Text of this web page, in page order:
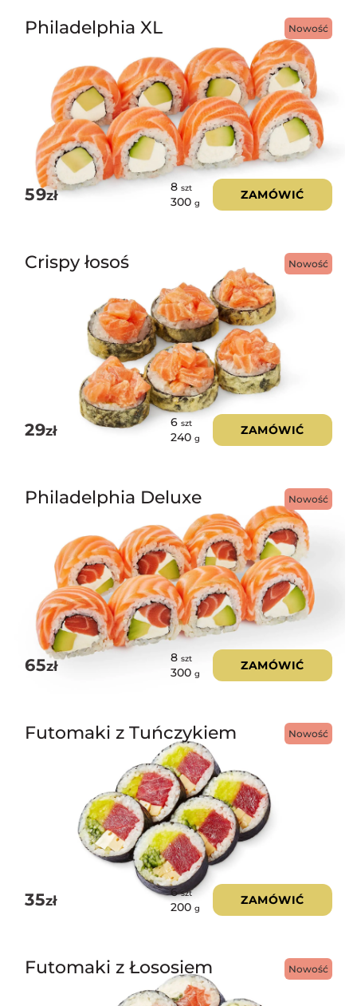
Nowość
Philadelphia XL
59zł
8 szt
300 g
ZAMÓWIĆ
Nowość
Crispy łosoś
29zł
6 szt
240 g
ZAMÓWIĆ
Nowość
Philadelphia Deluxe
65zł
8 szt
300 g
ZAMÓWIĆ
Nowość
Futomaki z Tuńczykiem
35zł
6szt
200 g
ZAMÓWIĆ
Nowość
Futomaki z Łososiem